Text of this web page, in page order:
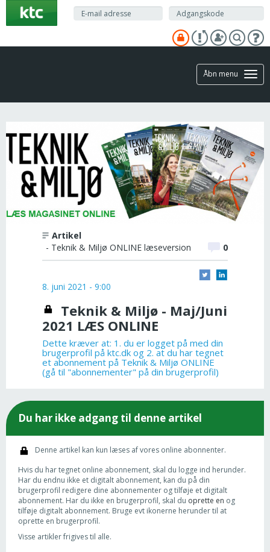
hovedindhold
Åbn menu
Artikel
- Teknik & Miljø ONLINE læseversion
0
8. juni 2021 - 9:00
Teknik & Miljø - Maj/Juni
2021 LÆS ONLINE
Dette kræver at: 1. du er logget på med din
brugerprofil på ktc.dk og 2. at du har tegnet
et abonnement på Teknik & Miljø ONLINE
(gå til "abonnementer" på din brugerprofil)
Du har ikke adgang til denne artikel
Denne artikel kan kun læses af vores online abonnenter.
Hvis du har tegnet online abonnement, skal du logge ind herunder.
Har du endnu ikke et digitalt abonnement, kan du på din
brugerprofil redigere dine abonnementer og tilføje et digitalt
abonnement. Har du ikke en brugerprofil, skal du oprette en og
tilføje digitalt abonnement. Bruge evt ikonerne herunder til at
oprette en brugerprofil.
Visse artikler frigives til alle.